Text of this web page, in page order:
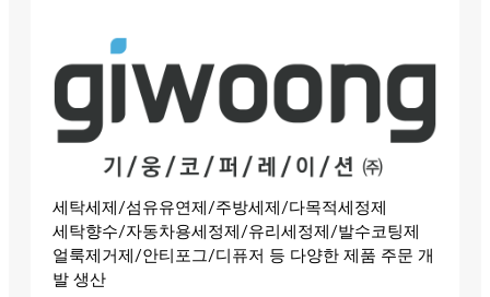
세탁세제/섬유유연제/주방세제/다목적세정제
세탁향수/자동차용세정제/유리세정제/발수코팅제
얼룩제거제/안티포그/디퓨저 등 다양한 제품 주문 개
발 생산